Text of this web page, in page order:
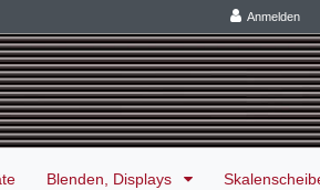
Anmelden
Blenden, Displays